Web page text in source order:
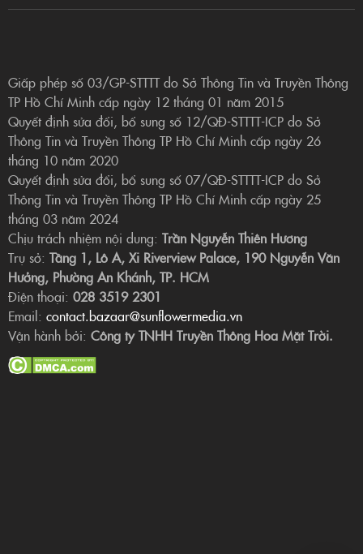
Giấp phép số 03/GP-STTTT do Sở Thông Tin và Truyền Thông
TP Hồ Chí Minh cấp ngày 12 tháng 01 năm 2015
Quyết định sửa đổi, bổ sung số 12/QĐ-STTTT-ICP do Sở
Thông Tin và Truyền Thông TP Hồ Chí Minh cấp ngày 26
tháng 10 năm 2020
Quyết định sửa đổi, bổ sung số 07/QĐ-STTTT-ICP do Sở
Thông Tin và Truyền Thông TP Hồ Chí Minh cấp ngày 25
tháng 03 năm 2024
Chịu trách nhiệm nội dung: Trần Nguyễn Thiên Hương
Trụ sở: Tầng 1, Lô A, Xi Riverview Palace, 190 Nguyễn Văn
Hưởng, Phường An Khánh, TP. HCM
Điện thoại: 028 3519 2301
Email: contact.bazaar@sunflowermedia.vn
Vận hành bởi: Công ty TNHH Truyền Thông Hoa Mặt Trời.